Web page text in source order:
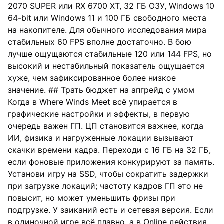
2070 SUPER или RX 6700 XT, 32 ГБ ОЗУ, Windows 10
64-bit или Windows 11 и 100 ГБ свободного места
на накопителе. Для обычного исследования мира
стабильных 60 FPS вполне достаточно. В бою
лучше ощущаются стабильные 120 или 144 FPS, но
высокий и нестабильный показатель ощущается
хуже, чем зафиксированное более низкое
значение. ## Трать бюджет на апгрейд с умом
Когда в Where Winds Meet всё упирается в
графические настройки и эффекты, в первую
очередь важен ГП. ЦП становится важнее, когда
ИИ, физика и нагруженные локации вызывают
скачки времени кадра. Переходи с 16 ГБ на 32 ГБ,
если фоновые приложения конкурируют за память.
Установи игру на SSD, чтобы сократить задержки
при загрузке локаций; частоту кадров ГП это не
повысит, но может уменьшить фризы при
подгрузке. У заиканий есть и сетевая версия. Если
в одиночной игре всё плавно, а в Online действия